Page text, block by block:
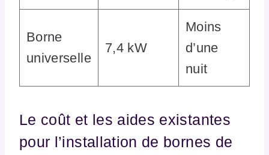
Borne
universelle
7,4 kW
Moins
d’une
nuit
Le coût et les aides existantes
pour l’installation de bornes de